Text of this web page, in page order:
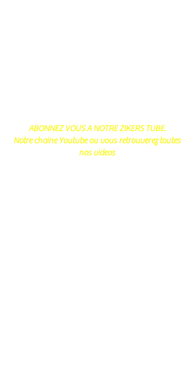
ABONNEZ VOUS A NOTRE ZIKERS TUBE.
Notre chaine Youtube ou vous retrouverez toutes
nos videos